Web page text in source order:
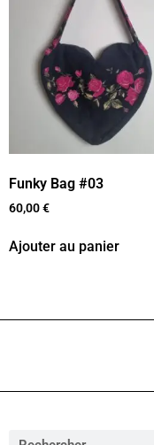
Funky Bag #03
60,00€
Ajouter au panier